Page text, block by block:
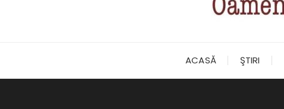
ACASĂ ŞTIRI